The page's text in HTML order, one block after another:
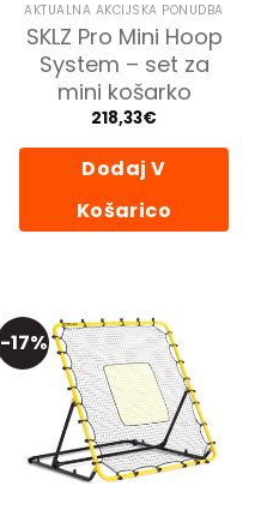
AKTUALNA AKCIJSKA PONUDBA
SKLZ Pro Mini Hoop
System – set za
mini košarko
218,33€
Dodaj V
Košarico
-17%